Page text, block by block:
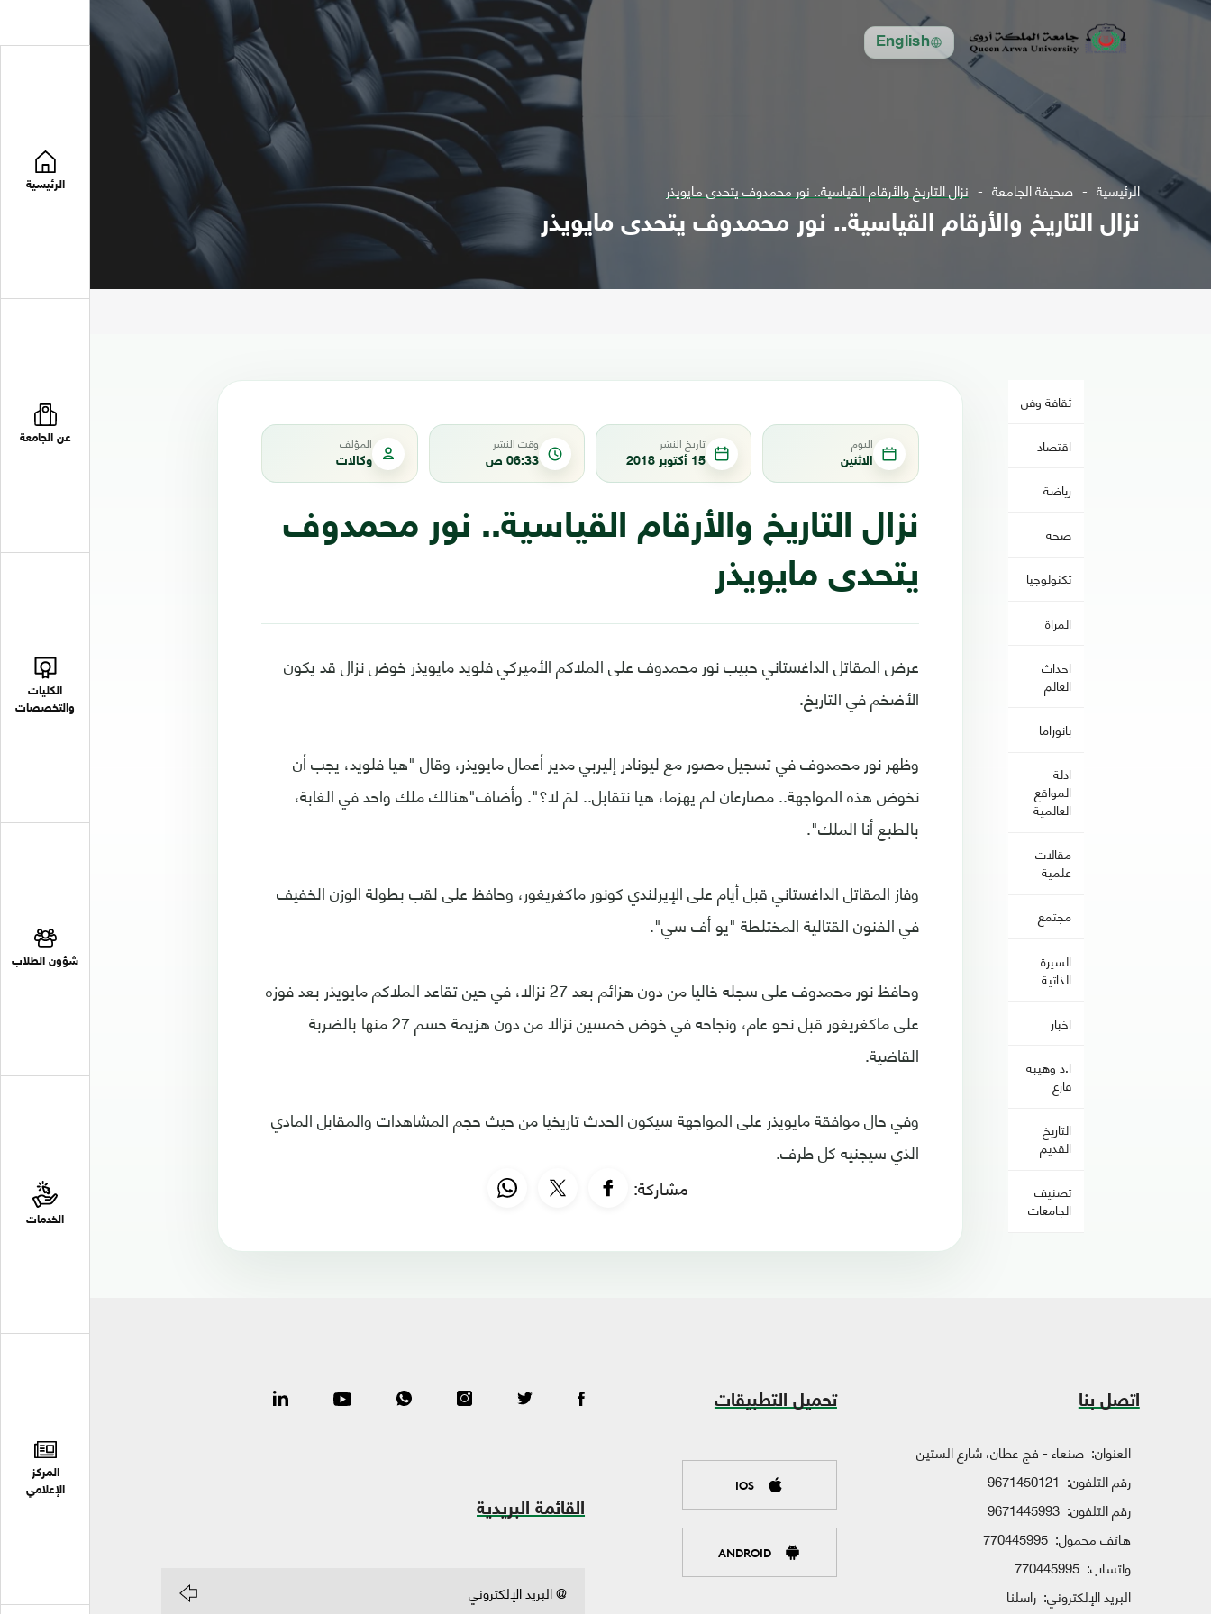
English
الرئيسية
عن الجامعة
الكليات
والتخصصات
شؤون الطلاب
الخدمات
المركز
الإعلامي
الرئيسية صحيفة الجامعة نزال التاريخ والأرقام القياسية.. نور محمدوف يتحدى مايويذر
نزال التاريخ والأرقام القياسية.. نور محمدوف يتحدى مايويذر
ثقافة وفن
اقتصاد
رياضة
صحه
تكنولوجيا
المراة
احداث
العالم
بانوراما
ادلة
المواقع
العالمية
مقالات
علمية
مجتمع
السيرة
الذاتية
اخبار
ا.د وهيبة
فارع
التاريخ
القديم
تصنيف
الجامعات
اليوم
الاثنين
تاريخ النشر
15 أكتوبر 2018
وقت النشر
06:33 ص
المؤلف
وكالات
نزال التاريخ والأرقام القياسية.. نور محمدوف
يتحدى مايويذر
عرض المقاتل الداغستاني حبيب نور محمدوف على الملاكم الأميركي فلويد مايويذر خوض نزال قد يكون
الأضخم في التاريخ.
وظهر نور محمدوف في تسجيل مصور مع ليونادر إليربي مدير أعمال مايويذر، وقال "هيا فلويد، يجب أن
نخوض هذه المواجهة.. مصارعان لم يهزما، هيا نتقابل.. لمَ لا؟". وأضاف"هنالك ملك واحد في الغابة،
بالطبع أنا الملك".
وفاز المقاتل الداغستاني قبل أيام على الإيرلندي كونور ماكغريغور، وحافظ على لقب بطولة الوزن الخفيف
في الفنون القتالية المختلطة "يو أف سي".
وحافظ نور محمدوف على سجله خاليا من دون هزائم بعد 27 نزالا، في حين تقاعد الملاكم مايويذر بعد فوزه
على ماكغريغور قبل نحو عام، ونجاحه في خوض خمسين نزالا من دون هزيمة حسم 27 منها بالضربة
القاضية.
وفي حال موافقة مايويذر على المواجهة سيكون الحدث تاريخيا من حيث حجم المشاهدات والمقابل المادي
الذي سيجنيه كل طرف.
مشاركة:
اتصل بنا
العنوان: صنعاء - فج عطان، شارع الستين
رقم التلفون: 9671450121
رقم التلفون: 9671445993
هاتف محمول: 770445995
واتساب: 770445995
البريد الإلكتروني: راسلنا
تحميل التطبيقات
IOS
ANDROID
القائمة البريدية